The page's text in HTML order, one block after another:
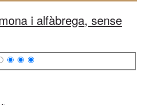
i alfàbrega, sense